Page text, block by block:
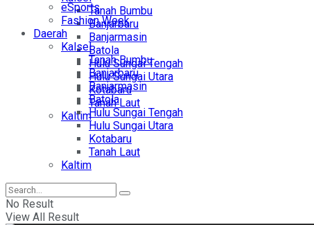
Tanah Bumbu
Banjarbaru
Banjarmasin
Batola
Hulu Sungai Tengah
Hulu Sungai Utara
Kotabaru
Tanah Laut
Kaltim
eSports
Fashion Week
Daerah
Kalsel
Tanah Bumbu
Banjarbaru
Banjarmasin
Batola
Hulu Sungai Tengah
Hulu Sungai Utara
Kotabaru
Tanah Laut
Kaltim
No Result
View All Result